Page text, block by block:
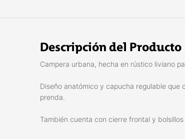
Descripción del Producto
Campera urbana, hecha en rústico liviano
Diseño anatómico y capucha regulable
prenda.
También cuenta con cierre frontal y bolsillos